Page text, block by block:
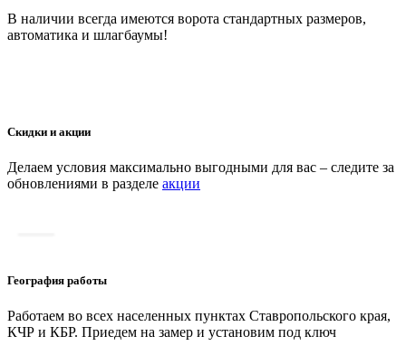
В наличии всегда имеются ворота стандартных размеров,
автоматика и шлагбаумы!
Скидки и акции
Делаем условия максимально выгодными для вас – следите за
обновлениями в разделе акции
География работы
Работаем во всех населенных пунктах Ставропольского края,
КЧР и КБР. Приедем на замер и установим под ключ